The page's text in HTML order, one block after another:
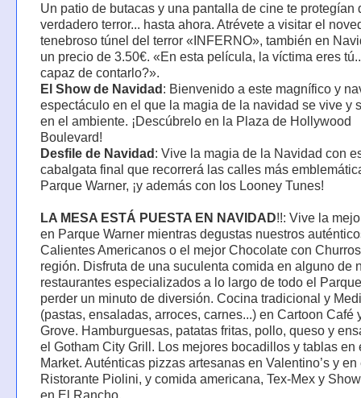
Un patio de butacas y una pantalla de cine te protegían
verdadero terror... hasta ahora. Atrévete a visitar el
tenebroso túnel del terror «INFERNO», también en
un precio de 3.50€. «En esta película, la víctima eres
capaz de contarlo?».
El Show de Navidad : Bienvenido a este magnífico y
espectáculo en el que la magia de la navidad se vive y
en el ambiente. ¡Descúbrelo en la Plaza de Hollywood
Boulevard!
Desfile de Navidad : Vive la magia de la Navidad con
cabalgata final que recorrerá las calles más
Parque Warner, ¡y además con los Looney Tunes!
LA MESA ESTÁ PUESTA EN NAVIDAD!!: Vive la
en Parque Warner mientras degustas nuestros
Calientes Americanos o el mejor Chocolate con
región. Disfruta de una suculenta comida en alguno de
restaurantes especializados a lo largo de todo el
perder un minuto de diversión. Cocina tradicional y
(pastas, ensaladas, arroces, carnes...) en Cartoon Café
Grove. Hamburguesas, patatas fritas, pollo, queso y
el Gotham City Grill. Los mejores bocadillos y tablas en
Market. Auténticas pizzas artesanas en Valentino’s y en
Ristorante Piolini, y comida americana, Tex-Mex y
en El Rancho.